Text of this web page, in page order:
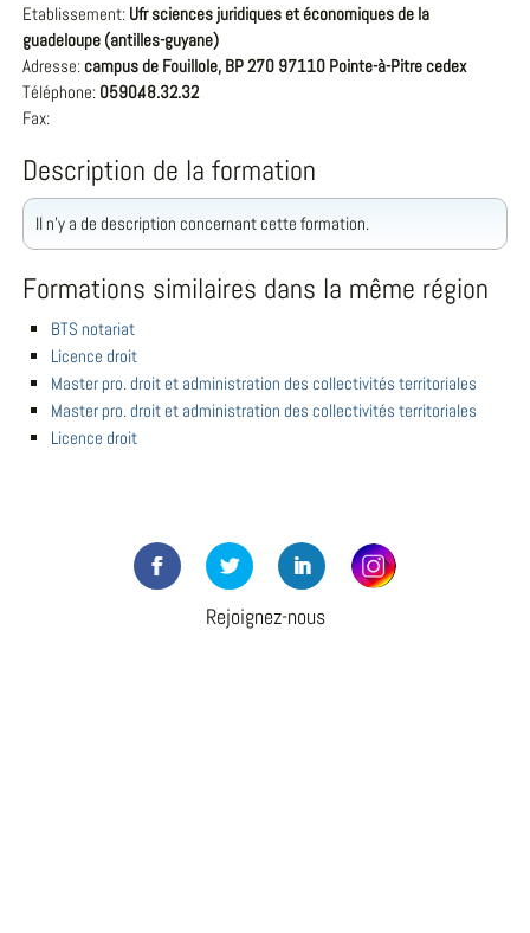
Etablissement: Ufr sciences juridiques et économiques de la
guadeloupe (antilles-guyane)
Adresse: campus de Fouillole, BP 270 97110 Pointe-à-Pitre cedex
Téléphone: 0590.48.32.32
Fax:
Description de la formation
Il n'y a de description concernant cette formation.
Formations similaires dans la même région
BTS notariat
Licence droit
Master pro. droit et administration des collectivités territoriales
Master pro. droit et administration des collectivités territoriales
Licence droit
Rejoignez-nous